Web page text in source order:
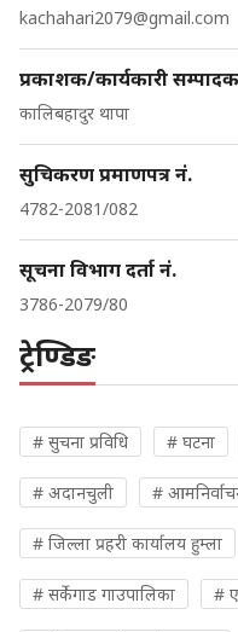
kachahari2079@gmail.com
प्रकाशक/कार्यकारी सम्पादक
कालिबहादुर थापा
सुचिकरण प्रमाणपत्र नं.
4782-2081/082
सूचना विभाग दर्ता नं.
3786-2079/80
ट्रेण्डिङ
# सुचना प्रविधि # घटना
# अदानचुली #
# जिल्ला प्रहरी कार्यालय हुम्ला
# सर्केगाड गाउपालिका #